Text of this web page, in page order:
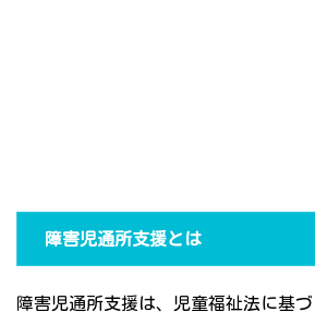
障害児通所支援とは
障害児通所支援は、児童福祉法に基